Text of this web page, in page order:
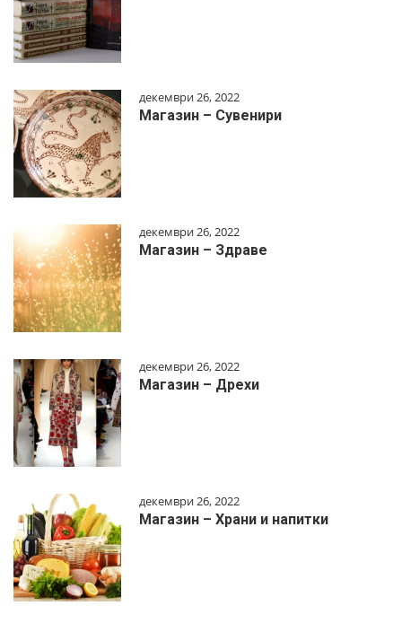
декември 26, 2022
Магазин – Сувенири
декември 26, 2022
Магазин – Здраве
декември 26, 2022
Магазин – Дрехи
декември 26, 2022
Магазин – Храни и напитки